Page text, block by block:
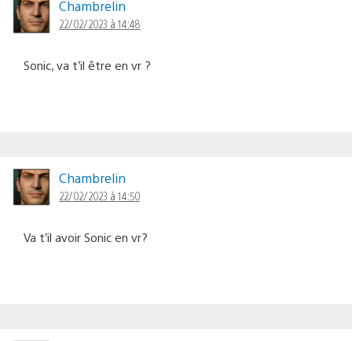
Chambrelin
22/02/2023 à 14:48
Sonic, va t’il être en vr ?
Chambrelin
22/02/2023 à 14:50
Va t’il avoir Sonic en vr?